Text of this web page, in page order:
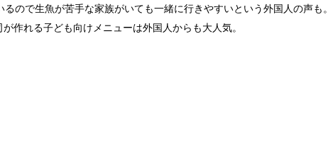
ので生魚が苦手な家族がいても一緒に行きやすいという外国人の声も。
作れる子ども向けメニューは外国人からも大人気。